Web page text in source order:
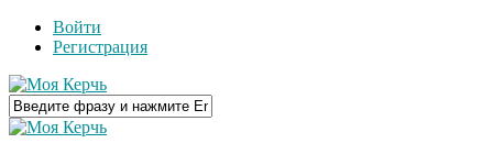
Войти
Регистрация